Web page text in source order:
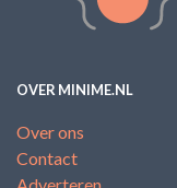
OVER MINIME.NL
Over ons
Contact